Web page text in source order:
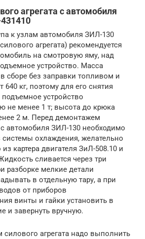
агрегата с автомобиля
к узлам автомобиля ЗИЛ-130
агрегата) рекомендуется
на смотровую яму, над
устройство. Масса
в сборе без заправки топливом и
640 кг, поэтому для его снятия
устройство
не менее 1 т; высота до крюка
2 м. Перед демонтажем
с автомобиля ЗИЛ-130 необходимо
системы охлаждения, желательно
картера двигателя ЗиЛ-508.10 и
сливается через три
разборке мелкие детали
в отдельную тару, а при
от приборов
винты и гайки установить в
и завернуть вручную.
агрегата надо выполнить